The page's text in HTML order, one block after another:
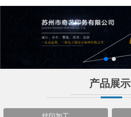
产品展示